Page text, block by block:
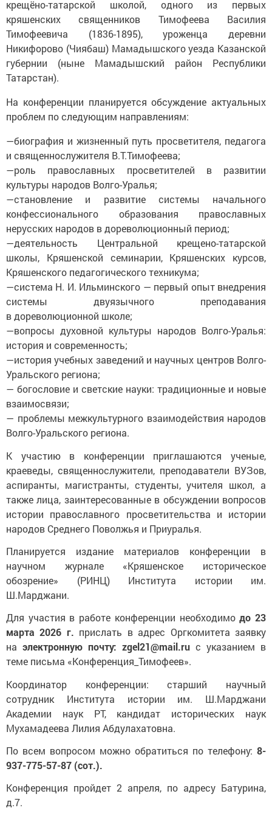
крещёно-татарской школой, одного из первых
кряшенских священников Тимофеева Василия
Тимофеевича (1836-1895), уроженца деревни
Никифорово (Чиябаш) Мамадышского уезда Казанской
губернии (ныне Мамадышский район Республики
Татарстан).
На конференции планируется обсуждение актуальных
проблем по следующим направлениям:
—биография и жизненный путь просветителя, педагога
и священнослужителя В.Т.Тимофеева;
—роль православных просветителей в развитии
культуры народов Волго-Уралья;
—становление и развитие системы начального
конфессионального образования православных
нерусских народов в дореволюционный период;
—деятельность Центральной крещено-татарской
школы, Кряшенской семинарии, Кряшенских курсов,
Кряшенского педагогического техникума;
—система Н. И. Ильминского — первый опыт внедрения
системы двуязычного преподавания
в дореволюционной школе;
—вопросы духовной культуры народов Волго-Уралья:
история и современность;
—история учебных заведений и научных центров Волго-
Уральского региона;
— богословие и светские науки: традиционные и новые
взаимосвязи;
— проблемы межкультурного взаимодействия народов
Волго-Уральского региона.
К участию в конференции приглашаются ученые,
краеведы, священнослужители, преподаватели ВУЗов,
аспиранты, магистранты, студенты, учителя школ, а
также лица, заинтересованные в обсуждении вопросов
истории православного просветительства и истории
народов Среднего Поволжья и Приуралья.
Планируется издание материалов конференции в
научном журнале «Кряшенское историческое
обозрение» (РИНЦ) Института истории им.
Ш.Марджани.
Для участия в работе конференции необходимо до 23
марта 2026 г. прислать в адрес Оргкомитета заявку
на электронную почту: zgel21@mail.ru с указанием в
теме письма «Конференция_Тимофеев».
Координатор конференции: старший научный
сотрудник Института истории им. Ш.Марджани
Академии наук РТ, кандидат исторических наук
Мухамадеева Лилия Абдулахатовна.
По всем вопросом можно обратиться по телефону: 8-
937-775-57-87 (сот.).
Конференция пройдет 2 апреля, по адресу Батурина,
д.7.